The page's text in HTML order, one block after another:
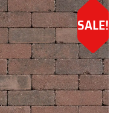
SALE!